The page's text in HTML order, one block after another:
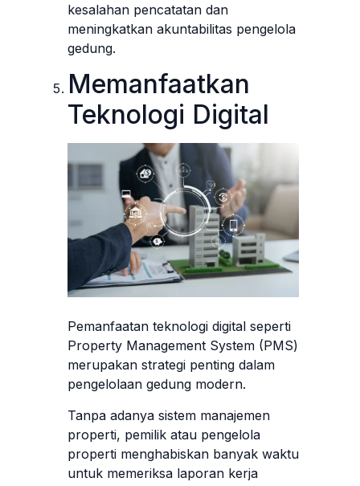
kesalahan pencatatan dan
meningkatkan akuntabilitas pengelola
gedung.
Memanfaatkan
Teknologi Digital
Pemanfaatan teknologi digital seperti
Property Management System (PMS)
merupakan strategi penting dalam
pengelolaan gedung modern.
Tanpa adanya sistem manajemen
properti, pemilik atau pengelola
properti menghabiskan banyak waktu
untuk memeriksa laporan kerja